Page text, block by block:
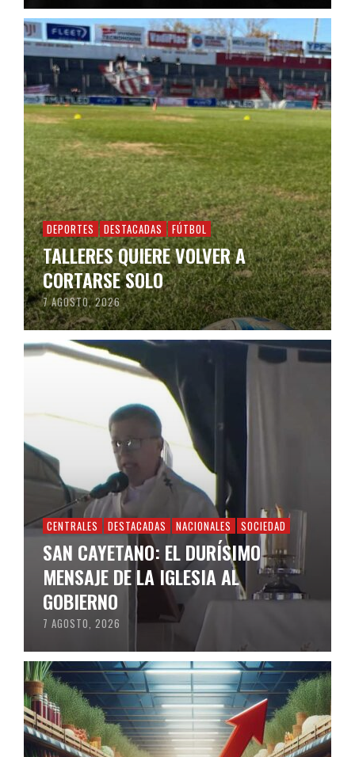
DEPORTES DESTACADAS FÚTBOL
TALLERES QUIERE VOLVER A
CORTARSE SOLO
7 AGOSTO, 2026
CENTRALES DESTACADAS NACIONALES SOCIEDAD
SAN CAYETANO: EL DURÍSIMO
MENSAJE DE LA IGLESIA AL
GOBIERNO
7 AGOSTO, 2026